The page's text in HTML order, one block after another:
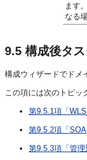
ます
なる
9.5 構成後タ
構成ウィザードでドメ
この項には次のトピッ
第9.5.1項「
第9.5.2項「
第9.5.3項「管